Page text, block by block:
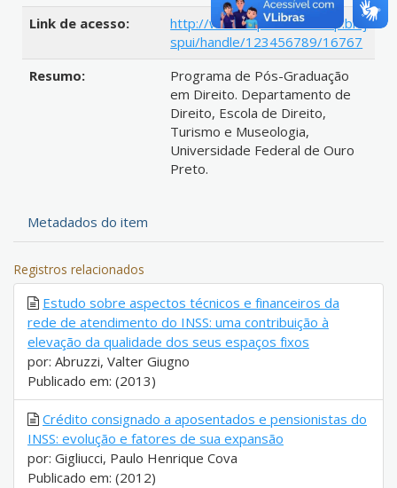
Link de acesso:
http://www.repositorio.ufop.br/j
spui/handle/123456789/16767
Resumo:
Programa de Pós-Graduação
em Direito. Departamento de
Direito, Escola de Direito,
Turismo e Museologia,
Universidade Federal de Ouro
Preto.
Metadados do item
Registros relacionados
Estudo sobre aspectos técnicos e financeiros da
rede de atendimento do INSS: uma contribuição à
elevação da qualidade dos seus espaços fixos
por: Abruzzi, Valter Giugno
Publicado em: (2013)
Crédito consignado a aposentados e pensionistas do
INSS: evolução e fatores de sua expansão
por: Gigliucci, Paulo Henrique Cova
Publicado em: (2012)